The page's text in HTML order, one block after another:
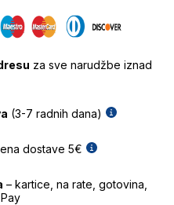
za sve narudžbe iznad
(3-7 radnih dana)
dostave 5€
– kartice, na rate, gotovina,